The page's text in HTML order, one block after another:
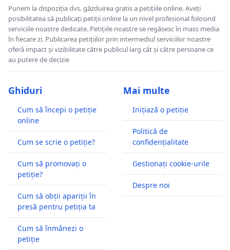
Punem la dispoziția dvs. găzduirea gratis a petițiile online. Aveți
posibilitatea să publicați petiții online la un nivel profesional folosind
serviciile noastre dedicate. Petițiile noastre se regăsesc în mass media
în fiecare zi. Publicarea petițiilor prin intermediul serviciilor noastre
oferă impact și vizibilitate către publicul larg cât și către persoane ce
au putere de decizie
Ghiduri
Cum să începi o petiție
online
Cum se scrie o petiție?
Cum să promovați o
petiție?
Cum să obții apariții în
presă pentru petiția ta
Cum să înmânezi o
petiție
Mai multe
Inițiază o petiție
Politică de
confidențialitate
Gestionați cookie-urile
Despre noi